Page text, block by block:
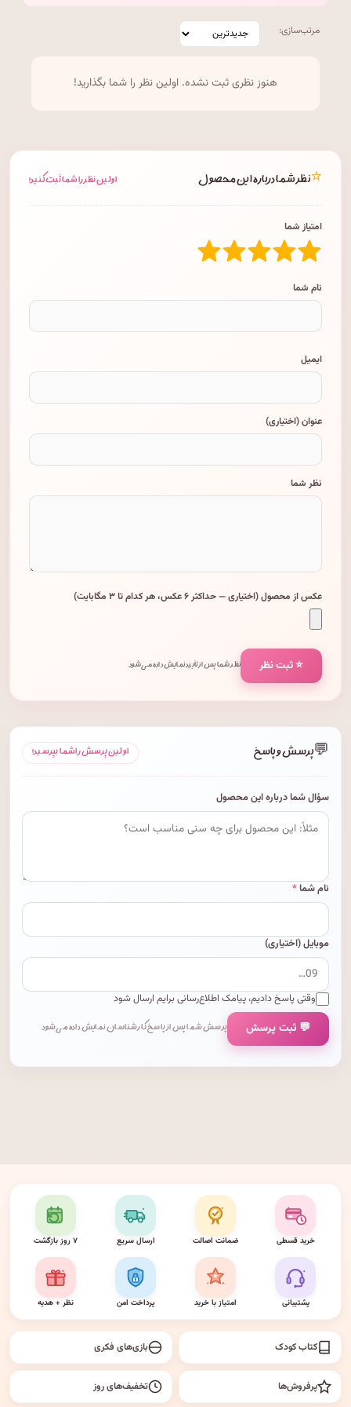
مرتب‌سازی:
هنوز نظری ثبت نشده. اولین نظر را شما بگذارید!
⭐نظر شما درباره این محصول اولین نظر را شما ثبت کنید!
امتیاز شما
نام شما
ایمیل
عنوان (اختیاری)
نظر شما
عکس از محصول (اختیاری — حداکثر ۶ عکس، هر کدام تا ۳ مگابایت)
⭐ ثبت نظر نظر شما پس از تأیید نمایش داده می‌شود.
💬پرسش و پاسخ اولین پرسش را شما بپرسید!
سؤال شما درباره این محصول
نام شما*
موبایل (اختیاری)
وقتی پاسخ دادیم، پیامک اطلاع‌رسانی برایم ارسال شود
💬 ثبت پرسش پرسش شما پس از پاسخ کارشناسان نمایش داده می‌شود.
خرید قسطی ضمانت اصالت ارسال سریع ۷ روز بازگشت
پشتیبانی امتیاز با خرید پرداخت امن نظر + هدیه
کتاب کودک بازی‌های فکری
پرفروش‌ها تخفیف‌های روز